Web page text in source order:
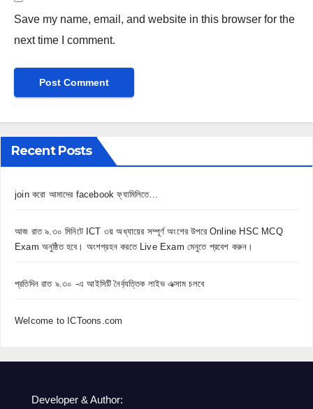
Save my name, email, and website in this browser for the
next time I comment.
Recent Posts
join করো আমাদের facebook ফ্যামিলিতে…
আজ রাত ৯.৩০ মিনিটে ICT ৩য় অধ্যায়ের সম্পূর্ণ অংশের উপরে Online HSC MCQ
Exam অনুষ্ঠিত হবে। অংশগ্রহন করতে Live Exam মেনুতে প্রবেশ করুন।
প্রতিদিন রাত ৯.৩০ -এ আইসিটি নৈর্ব্যত্তিক লাইভ এক্সাম চলবে
Welcome to ICToons.com
Developer & Author: